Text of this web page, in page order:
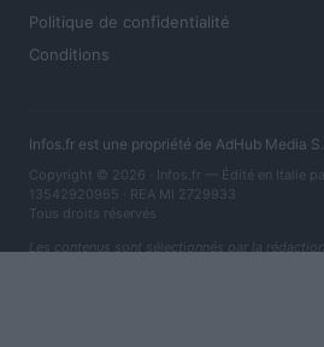
Politique de confidentialité
Conditions
Infos.fr est une propriété de AdHub Media
Copyright © 2026 · Infos.fr — Édité en Italie
13542920965 · REA MI 2729933
Tous droits réservés
Les contenus sont sélectionnés par la